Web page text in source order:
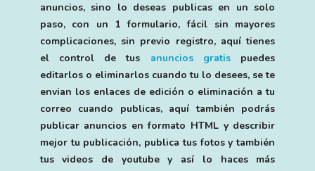
anuncios, sino lo deseas publicas en un solo
paso, con un 1 formulario, fácil sin mayores
complicaciones, sin previo registro, aquí tienes
el control de tus anuncios gratispuedes
editarlos o eliminarlos cuando tu lo desees, se te
envian los enlaces de edición o eliminación a tu
correo cuando publicas, aquí también podrás
publicar anuncios en formato HTML y describir
mejor tu publicación, publica tus fotos y también
tus videos de youtube y así lo haces más